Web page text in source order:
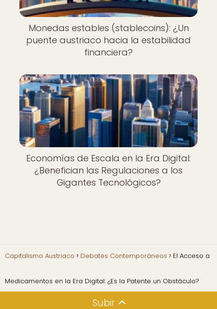
Monedas estables (stablecoins): ¿Un
puente austriaco hacia la estabilidad
financiera?
Economías de Escala en la Era Digital:
¿Benefician las Regulaciones a los
Gigantes Tecnológicos?
Capitalismo Austriaco Debates Contemporáneos El Acceso a
Medicamentos en la Era Digital: ¿Es la Patente un Obstáculo?
Subir